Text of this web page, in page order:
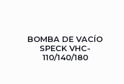
BOMBA DE VACÍO
SPECK VHC-
110/140/180